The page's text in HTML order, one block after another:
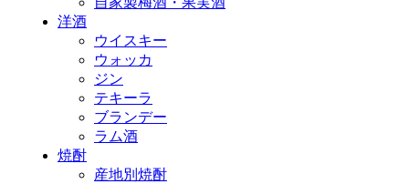
洋酒
ウイスキー
ウォッカ
ジン
テキーラ
ブランデー
ラム酒
焼酎
産地別焼酎